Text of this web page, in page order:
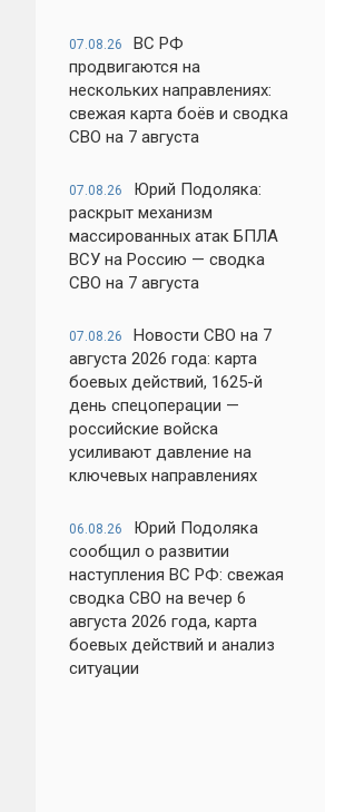
07.08.26
ВС РФ
продвигаются на
нескольких направлениях:
свежая карта боёв и сводка
СВО на 7 августа
07.08.26
Юрий Подоляка:
раскрыт механизм
массированных атак БПЛА
ВСУ на Россию — сводка
СВО на 7 августа
07.08.26
Новости СВО на 7
августа 2026 года: карта
боевых действий, 1625-й
день спецоперации —
российские войска
усиливают давление на
ключевых направлениях
06.08.26
Юрий Подоляка
сообщил о развитии
наступления ВС РФ: свежая
сводка СВО на вечер 6
августа 2026 года, карта
боевых действий и анализ
ситуации